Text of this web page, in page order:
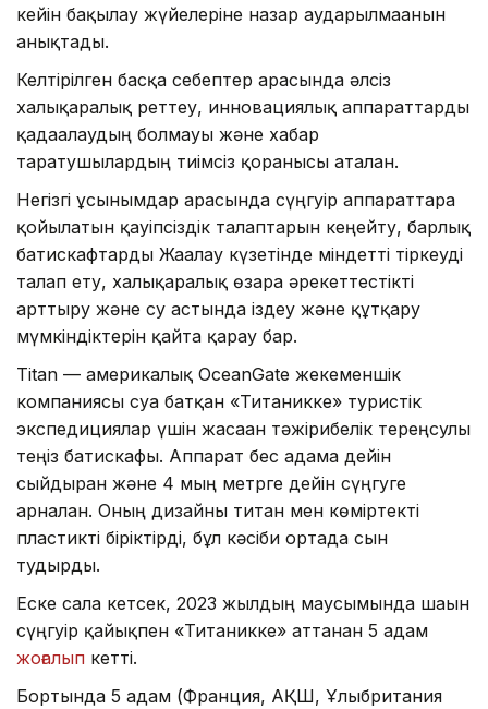
кейін бақылау жүйелеріне назар аударылмағанын
анықтады.
Келтірілген басқа себептер арасында әлсіз
халықаралық реттеу, инновациялық аппараттарды
қадағалаудың болмауы және хабар
таратушылардың тиімсіз қорғанысы аталған.
Негізгі ұсынымдар арасында сүңгуір аппараттарға
қойылатын қауіпсіздік талаптарын кеңейту, барлық
батискафтарды Жағалау күзетінде міндетті тіркеуді
талап ету, халықаралық өзара әрекеттестікті
арттыру және су астында іздеу және құтқару
мүмкіндіктерін қайта қарау бар.
Titan — америкалық OceanGate жекеменшік
компаниясы суға батқан «Титаникке» туристік
экспедициялар үшін жасаған тәжірибелік тереңсулы
теңіз батискафы. Аппарат бес адамға дейін
сыйдырған және 4 мың метрге дейін сүңгуге
арналған. Оның дизайны титан мен көміртекті
пластикті біріктірді, бұл кәсіби ортада сын
тудырды.
Еске сала кетсек, 2023 жылдың маусымында шағын
сүңгуір қайықпен «Титаникке» аттанған 5 адам
жоғалып кетті.
Бортында 5 адам (Франция, АҚШ, Ұлыбритания